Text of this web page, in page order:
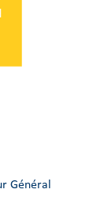
commercial
pop-up traditionnel
Général